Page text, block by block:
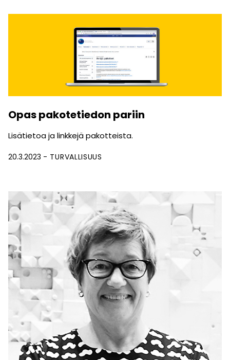
Opas pakotetiedon pariin
Lisätietoa ja linkkejä pakotteista.
20.3.2023 TURVALLISUUS